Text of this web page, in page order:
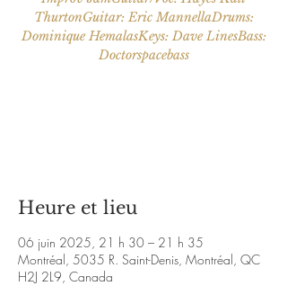
ThurtonGuitar: Eric MannellaDrums:
Dominique HemalasKeys: Dave LinesBass:
Doctorspacebass
Heure et lieu
06 juin 2025, 21 h 30 – 21 h 35
Montréal, 5035 R. Saint-Denis, Montréal, QC
H2J 2L9, Canada